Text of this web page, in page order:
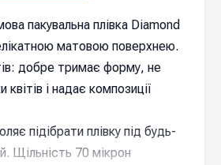
пакувальна плівка Diamond
матовою поверхнею.
добре тримає форму, не
і надає композиції
підібрати плівку під будь-
Щільність 70 мікрон